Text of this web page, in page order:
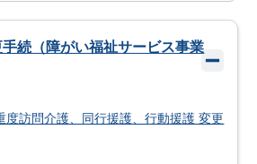
続（障がい福祉サービス事業
度訪問介護、同行援護、行動援護 変更